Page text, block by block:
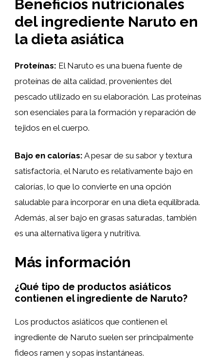
Beneficios nutricionales
del ingrediente Naruto en
la dieta asiática
Proteínas: El Naruto es una buena fuente de
proteínas de alta calidad, provenientes del
pescado utilizado en su elaboración. Las proteínas
son esenciales para la formación y reparación de
tejidos en el cuerpo.
Bajo en calorías: A pesar de su sabor y textura
satisfactoria, el Naruto es relativamente bajo en
calorías, lo que lo convierte en una opción
saludable para incorporar en una dieta equilibrada.
Además, al ser bajo en grasas saturadas, también
es una alternativa ligera y nutritiva.
Más información
¿Qué tipo de productos asiáticos
contienen el ingrediente de Naruto?
Los productos asiáticos que contienen el
ingrediente de Naruto suelen ser principalmente
fideos ramen y sopas instantáneas.